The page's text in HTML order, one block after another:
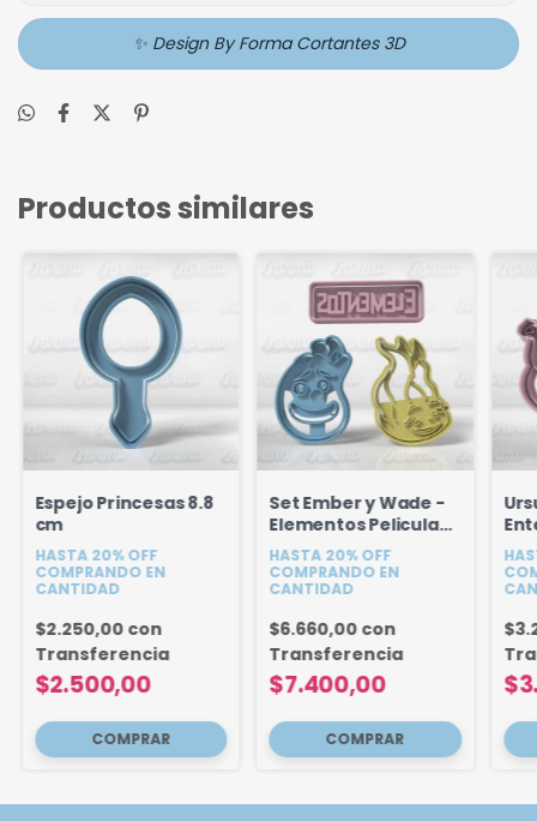
✨ Design By Forma Cortantes 3D
Productos similares
Espejo Princesas 8.8
cm
HASTA 20% OFF
COMPRANDO EN
CANTIDAD
$2.500,00
$2.250,00 con
Transferencia
Set Ember y Wade -
Elementos Pelicula
9,5 cm 3u
HASTA 20% OFF
COMPRANDO EN
CANTIDAD
$7.400,00
$6.660,00 con
Transferencia